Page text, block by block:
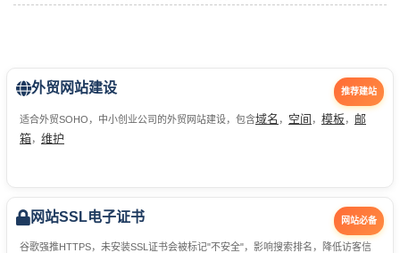
推荐建站
外贸网站建设
适合外贸SOHO，中小创业公司的外贸网站建设，包含域名 ， 空间 ， 模板 ， 邮
箱， 维护
网站必备
网站SSL电子证书
谷歌强推HTTPS，未安装SSL证书会被标记"不安全"，影响搜索排名，降低访客信